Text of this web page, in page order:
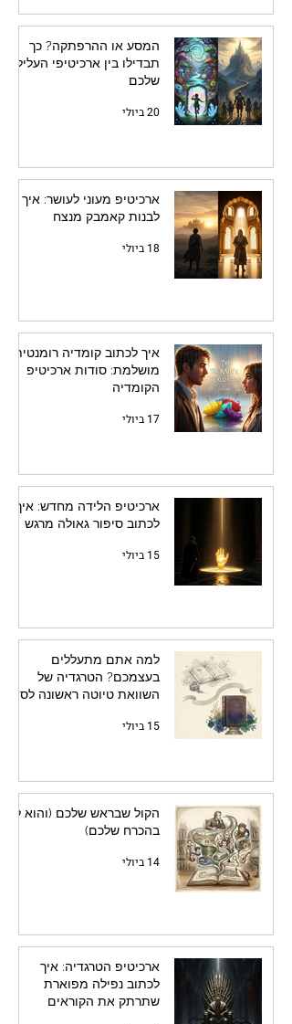
המסע או ההרפתקה? כך
תבדילו בין ארכיטיפי העלילה
שלכם
20 ביולי
ארכיטיפ מעוני לעושר: איך
לבנות קאמבק מנצח
18 ביולי
איך לכתוב קומדיה רומנטית
מושלמת: סודות ארכיטיפ
הקומדיה
17 ביולי
ארכיטיפ הלידה מחדש: איך
לכתוב סיפור גאולה מרגש
15 ביולי
למה אתם מתעללים
בעצמכם? הטרגדיה של
השוואת טיוטה ראשונה לספר
15 ביולי
הקול שבראש שלכם (והוא לא
בהכרח שלכם)
14 ביולי
ארכיטיפ הטרגדיה: איך
לכתוב נפילה מפוארת
שתרתק את הקוראים